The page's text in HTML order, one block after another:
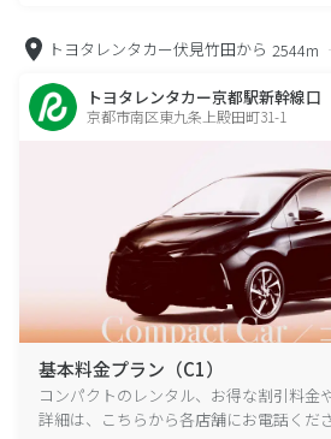
トヨタレンタカー伏見竹田から 2544m
トヨタレンタカー京都駅新幹線口
京都市南区東九条上殿田町31-1
基本料金プラン（C1）
コンパクトのレンタル、お得な割引料金
詳細は、こちらから各店舗にお電話くださ